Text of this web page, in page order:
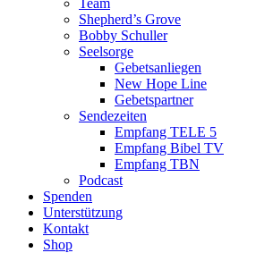
Team
Shepherd’s Grove
Bobby Schuller
Seelsorge
Gebetsanliegen
New Hope Line
Gebetspartner
Sendezeiten
Empfang TELE 5
Empfang Bibel TV
Empfang TBN
Podcast
Spenden
Unterstützung
Kontakt
Shop